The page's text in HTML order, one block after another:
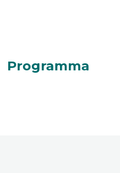
Programma